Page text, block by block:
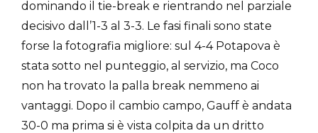
dominando il tie-break e rientrando nel parziale
decisivo dall’1-3 al 3-3. Le fasi finali sono state
forse la fotografia migliore: sul 4-4 Potapova è
stata sotto nel punteggio, al servizio, ma Coco
non ha trovato la palla break nemmeno ai
vantaggi. Dopo il cambio campo, Gauff è andata
30-0 ma prima si è vista colpita da un dritto